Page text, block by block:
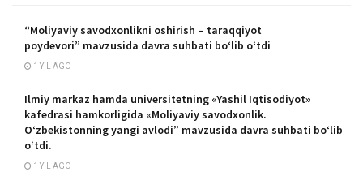
“Moliyaviy savodxonlikni oshirish – taraqqiyot
poydevori” mavzusida davra suhbati boʻlib oʻtdi
1 YIL AGO
Ilmiy markaz hamda universitetning «Yashil Iqtisodiyot»
kafedrasi hamkorligida «Moliyaviy savodxonlik.
O‘zbekistonning yangi avlodi” mavzusida davra suhbati boʻlib
oʻtdi.
1 YIL AGO